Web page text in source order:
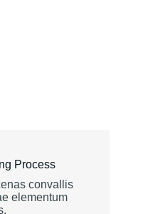
Process
convallis
elementum